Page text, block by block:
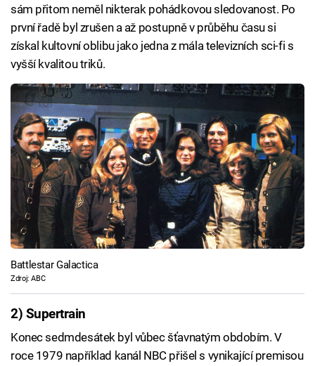
sám přitom neměl nikterak pohádkovou sledovanost. Po
první řadě byl zrušen a až postupně v průběhu času si
získal kultovní oblibu jako jedna z mála televizních sci-fi s
vyšší kvalitou triků.
Battlestar Galactica
Zdroj: ABC
2) Supertrain
Konec sedmdesátek byl vůbec šťavnatým obdobím. V
roce 1979 například kanál NBC přišel s vynikající premisou